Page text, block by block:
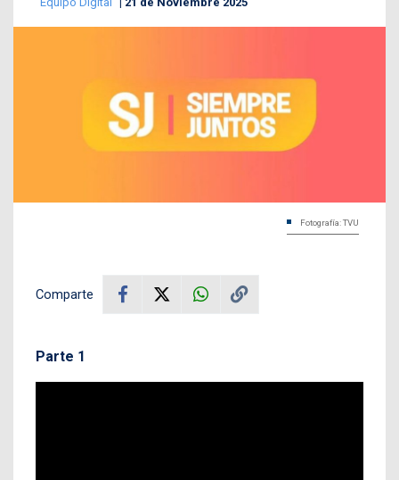
Fotografía: TVU
Comparte
Parte 1